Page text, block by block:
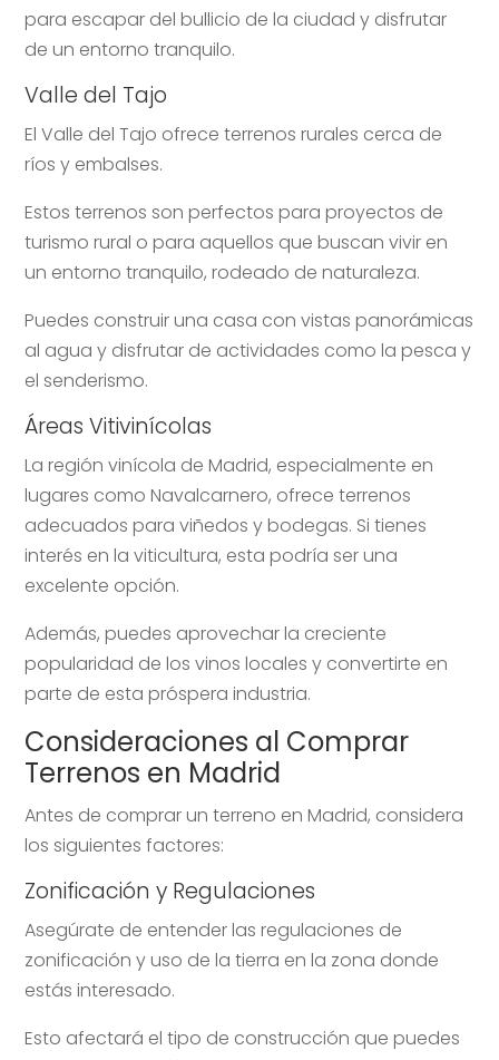
para escapar del bullicio de la ciudad y disfrutar
de un entorno tranquilo.
Valle del Tajo
El Valle del Tajo ofrece terrenos rurales cerca de
ríos y embalses.
Estos terrenos son perfectos para proyectos de
turismo rural o para aquellos que buscan vivir en
un entorno tranquilo, rodeado de naturaleza.
Puedes construir una casa con vistas panorámicas
al agua y disfrutar de actividades como la pesca y
el senderismo.
Áreas Vitivinícolas
La región vinícola de Madrid, especialmente en
lugares como Navalcarnero, ofrece terrenos
adecuados para viñedos y bodegas. Si tienes
interés en la viticultura, esta podría ser una
excelente opción.
Además, puedes aprovechar la creciente
popularidad de los vinos locales y convertirte en
parte de esta próspera industria.
Consideraciones al Comprar
Terrenos en Madrid
Antes de comprar un terreno en Madrid, considera
los siguientes factores:
Zonificación y Regulaciones
Asegúrate de entender las regulaciones de
zonificación y uso de la tierra en la zona donde
estás interesado.
Esto afectará el tipo de construcción que puedes